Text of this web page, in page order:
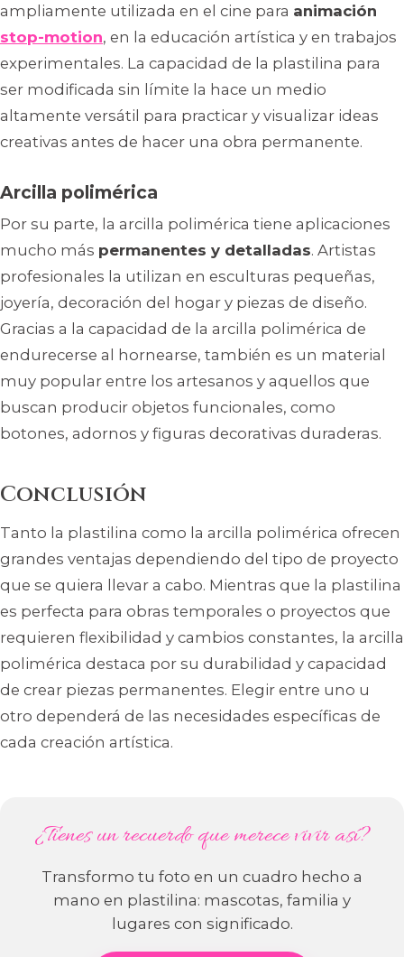
ampliamente utilizada en el cine para animación
stop-motion, en la educación artística y en trabajos
experimentales. La capacidad de la plastilina para
ser modificada sin límite la hace un medio
altamente versátil para practicar y visualizar ideas
creativas antes de hacer una obra permanente.
Arcilla polimérica
Por su parte, la arcilla polimérica tiene aplicaciones
mucho más permanentes y detalladas. Artistas
profesionales la utilizan en esculturas pequeñas,
joyería, decoración del hogar y piezas de diseño.
Gracias a la capacidad de la arcilla polimérica de
endurecerse al hornearse, también es un material
muy popular entre los artesanos y aquellos que
buscan producir objetos funcionales, como
botones, adornos y figuras decorativas duraderas.
Conclusión
Tanto la plastilina como la arcilla polimérica ofrecen
grandes ventajas dependiendo del tipo de proyecto
que se quiera llevar a cabo. Mientras que la plastilina
es perfecta para obras temporales o proyectos que
requieren flexibilidad y cambios constantes, la arcilla
polimérica destaca por su durabilidad y capacidad
de crear piezas permanentes. Elegir entre uno u
otro dependerá de las necesidades específicas de
cada creación artística.
¿Tienes un recuerdo que merece vivir así?
Transformo tu foto en un cuadro hecho a
mano en plastilina: mascotas, familia y
lugares con significado.